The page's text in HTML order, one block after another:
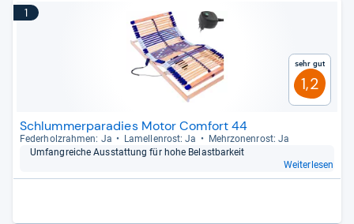
1
Sehr gut
1,2
Schlummerparadies Motor Comfort 44
Feder­holz­rah­men: Ja Lamel­len­rost: Ja
Mehr­zo­nen­rost: Ja
Umfang­rei­che Aus­stat­tung für hohe Belast­bar­keit
Weiterlesen